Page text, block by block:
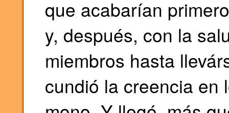
que acabarían
y, después, con la
miembros hasta
cundió la creencia en